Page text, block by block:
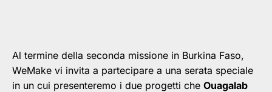
Al termine della seconda missione in Burkina Faso,
WeMake vi invita a partecipare a una serata speciale
in un cui presenteremo i due progetti che Ouagalab